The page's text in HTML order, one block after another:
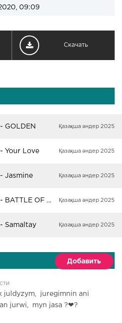
09:09
Скачать
GOLDEN Қазақша әндер 2025
Your Love Қазақша әндер 2025
Jasmine Қазақша әндер 2025
Dimash Kudaibergen - BATTLE OF MEMORIES Қазақша әндер 2025
Samaltay Қазақша әндер 2025
Добавить
juldyzym, juregimnin ani
jurwi, myn jasa ?❤?